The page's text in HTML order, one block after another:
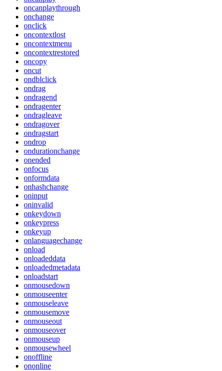
oncanplaythrough
onchange
onclick
oncontextlost
oncontextmenu
oncontextrestored
oncopy
oncut
ondblclick
ondrag
ondragend
ondragenter
ondragleave
ondragover
ondragstart
ondrop
ondurationchange
onended
onfocus
onformdata
onhashchange
oninput
oninvalid
onkeydown
onkeypress
onkeyup
onlanguagechange
onload
onloadeddata
onloadedmetadata
onloadstart
onmousedown
onmouseenter
onmouseleave
onmousemove
onmouseout
onmouseover
onmouseup
onmousewheel
onoffline
ononline